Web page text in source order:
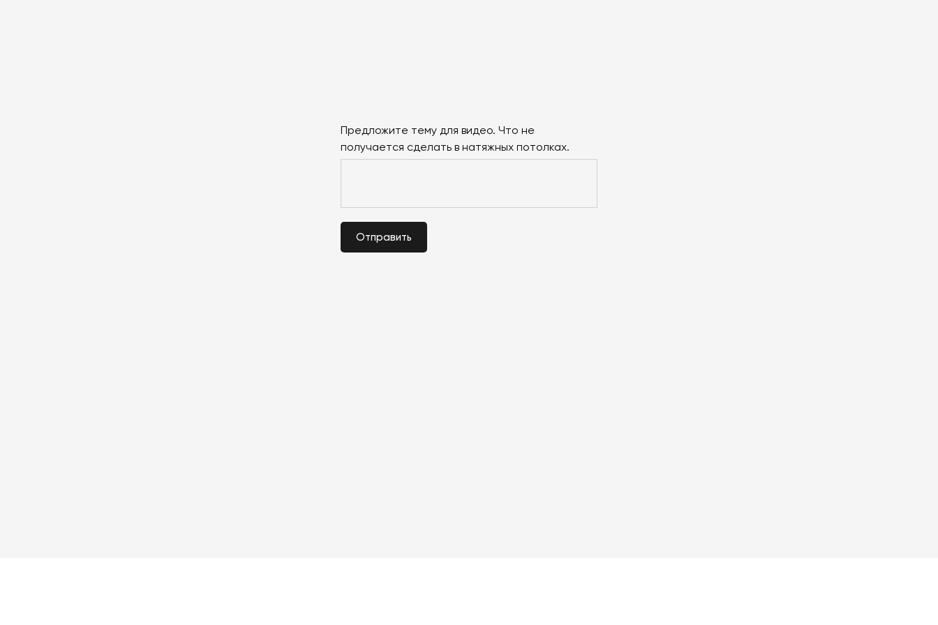
Предложите тему для видео. Что не
получается сделать в натяжных потолках.
Отправить